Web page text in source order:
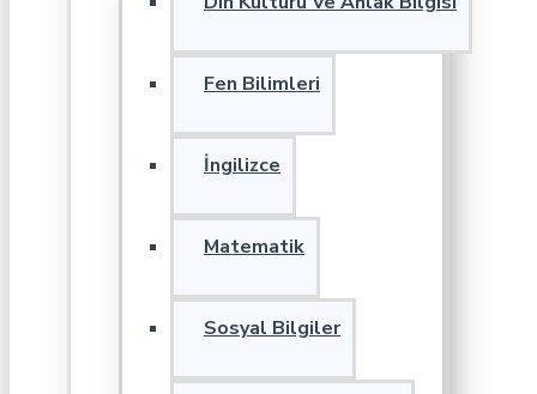
Fen Bilimleri
İngilizce
Matematik
Sosyal Bilgiler